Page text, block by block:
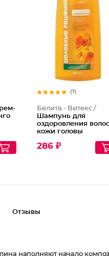
(7)
Белита - Витекс /
Шампунь для
оздоровления
кожи головы
286 ₽
Отзывы
наполняют начало